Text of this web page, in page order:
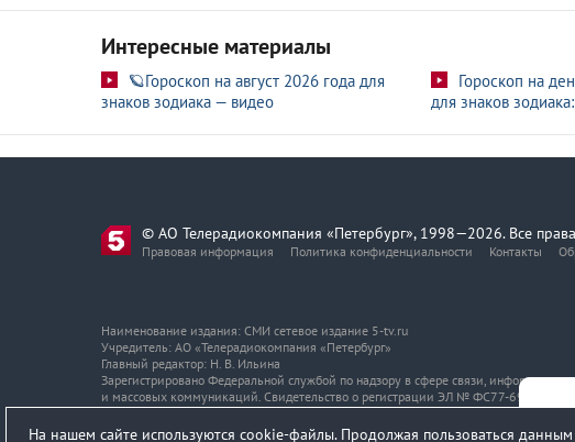
Интересные материалы
🪐Гороскоп на август 2026 года для
знаков зодиака — видео
Гороскоп на
для знаков
© АО Телерадиокомпания «Петербург», 1998—2026. Все
Правовая информация Политика конфиденциальности Контакты
Наименование издания: СМИ сетевое издание 5-tv.ru
Учредитель: АО «Телерадиокомпания «Петербург»
Главный редактор: Н. В. Ильина
Зарегистрировано Федеральной службой по надзору в сфере связи,
и массовых коммуникаций. Свидетельство о регистрации ЭЛ № ФС77-69216 от
Адрес и телефон редакции
На нашем сайте используются cookie-файлы. Продолжая пользоваться данным